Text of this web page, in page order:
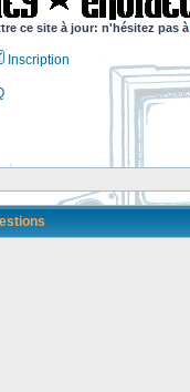
ce site à jour: n'hésitez pas à
Inscription